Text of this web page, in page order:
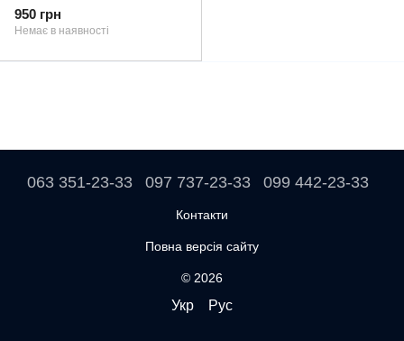
950 грн
Немає в наявності
063 351-23-33 097 737-23-33 099 442-23-33
Контакти
Повна версія сайту
© 2026
Укр Рус